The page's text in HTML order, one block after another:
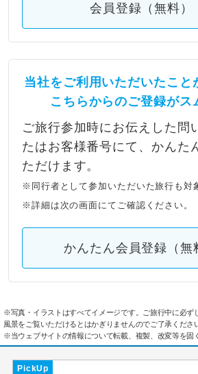
会員登録（無料）
当社をご利用いただいたこと
こちらからのご登録がス
ご旅行参加時にお伝えした問
たはお客様番号にて、かんた
ただけます。
※同行者として参加いただいた旅行も対
※詳細は次の画面にてご確認ください。
かんたん会員登録（無
※写真・イラストはすべてイメージです。ご旅行中に必ず
風景をご覧いただけるとはかぎりませんのでご了承くださ
※当ウェブサイトの情報について転載、複製、改変等を固
PickUp